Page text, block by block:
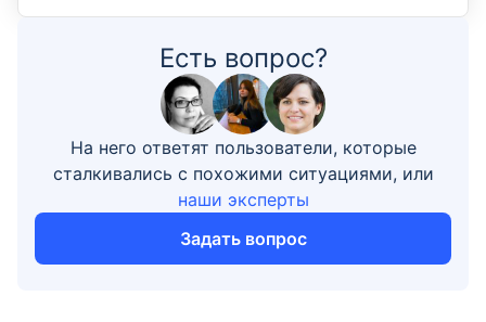
Есть вопрос?
На него ответят пользователи, которые
сталкивались с похожими ситуациями, или
наши эксперты
Задать вопрос